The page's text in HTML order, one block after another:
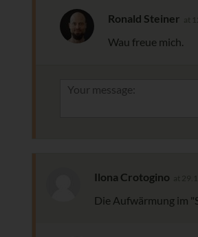
Ronald Steiner at
Wau freue mich.
Ilona Crotogino
Die Aufwärmung im